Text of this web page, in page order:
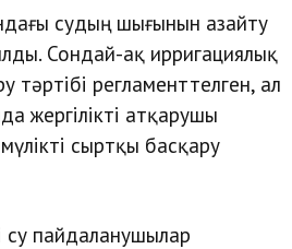
судың шығынын азайту
Сондай-ақ ирригациялық
регламенттелген, ал
жергілікті атқарушы
сыртқы басқару
пайдаланушылар